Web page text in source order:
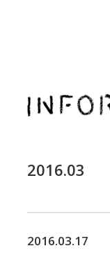
2016.03
2016.03.17